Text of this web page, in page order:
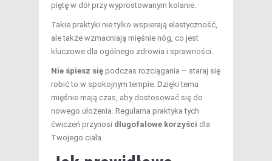
piętę w dół przy wyprostowanym kolanie.
Takie praktyki nie tylko wspierają elastyczność,
ale także wzmacniają mięśnie nóg, co jest
kluczowe dla ogólnego zdrowia i sprawności.
Nie śpiesz się podczas rozciągania – staraj się
robić to w spokojnym tempie. Dzięki temu
mięśnie mają czas, aby dostosować się do
nowego ułożenia. Regularna praktyka tych
ćwiczeń przynosi długofalowe korzyści dla
Twojego ciała.